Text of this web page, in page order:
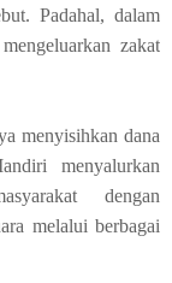
Padahal, dalam
zakat
menyisihkan dana
menyalurkan
dengan
melalui berbagai